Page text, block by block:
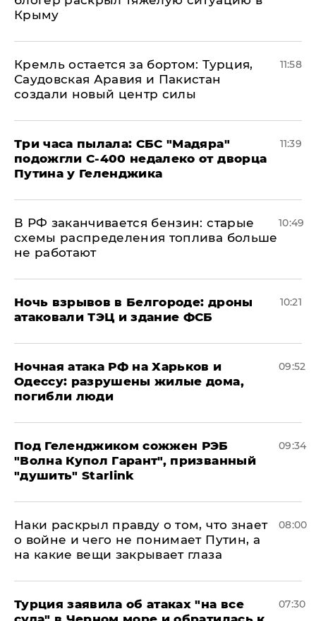
Крыму
​Кремль остается за бортом: Турция,
Саудовская Аравия и Пакистан
создали новый центр силы
11:58
Три часа пылала: СБС "Мадяра"
подожгли С-400 недалеко от дворца
Путина у Геленджика
11:39
​В РФ заканчивается бензин: старые
схемы распределения топлива больше
не работают
10:49
​Ночь взрывов в Белгороде: дроны
атаковали ТЭЦ и здание ФСБ
10:21
​Ночная атака РФ на Харьков и
Одессу: разрушены жилые дома,
погибли люди
09:52
Под Геленджиком сожжен РЭБ
"Волна Купол Гарант", призванный
"душить" Starlink
09:34
Наки раскрыл правду о том, что знает
о войне и чего не понимает Путин, а
на какие вещи закрывает глаза
08:00
Турция заявила об атаках "на все
07:30